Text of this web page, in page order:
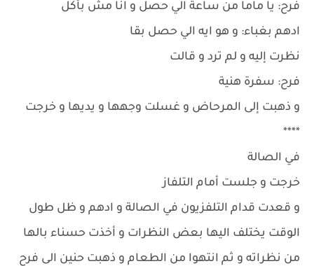
فرح: يا ماما من ساعة الي حصل و انا مش بأكل
ادهم بغباء: و هو ايه الي حصل بقا
نظرت إليه و لم ترد و قالت
فرح: سفرة هنية
و ذهبت إلى المرحاض و غسلت وجهها و يديها و خرجت
****
في الصالة
خرجت و جلست أمام التلفاز
و قعدت قدام التلفزيون في الصالة و ادهم و ظل طول
الوقت يختلف اليها بعض النظرات و أخذت حسناء بالها
من نظراته و ثم انتهوا من الطعام و ذهبت حنين الى فرح